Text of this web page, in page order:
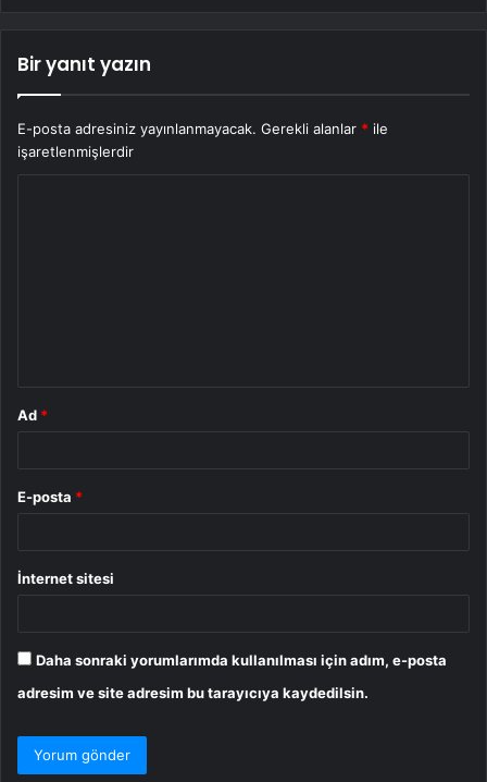
Bir yanıt yazın
E-posta adresiniz yayınlanmayacak. Gerekli alanlar * ile
işaretlenmişlerdir
Ad *
E-posta *
İnternet sitesi
Daha sonraki yorumlarımda kullanılması için adım, e-posta
adresim ve site adresim bu tarayıcıya kaydedilsin.